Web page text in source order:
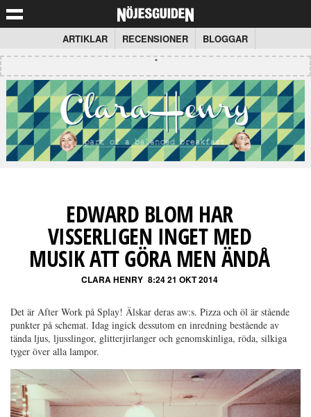
ARTIKLAR RECENSIONER BLOGGAR
EDWARD BLOM HAR
VISSERLIGEN INGET MED
MUSIK ATT GÖRA MEN ÄNDÅ
CLARA HENRY 8:24 21 OKT 2014
Det är After Work på Splay! Älskar deras aw:s. Pizza och öl är stående
punkter på schemat. Idag ingick dessutom en inredning bestående av
tända ljus, ljusslingor, glitterjirlanger och genomskinliga, röda, silkiga
tyger över alla lampor.